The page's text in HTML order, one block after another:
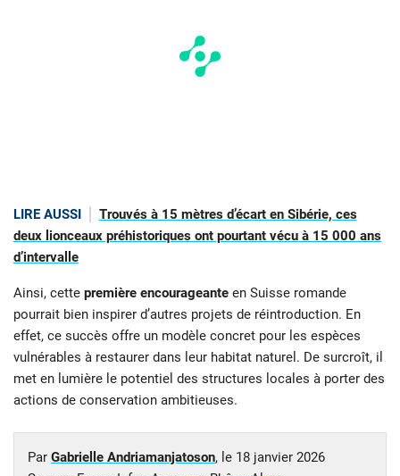
LIRE AUSSI
Trouvés à 15 mètres d’écart en Sibérie, ces
deux lionceaux préhistoriques ont pourtant vécu à 15 000 ans
d’intervalle
Ainsi, cette première encourageante en Suisse romande
pourrait bien inspirer d’autres projets de réintroduction. En
effet, ce succès offre un modèle concret pour les espèces
vulnérables à restaurer dans leur habitat naturel. De surcroît, il
met en lumière le potentiel des structures locales à porter des
actions de conservation ambitieuses.
Par Gabrielle Andriamanjatoson, le 18 janvier 2026